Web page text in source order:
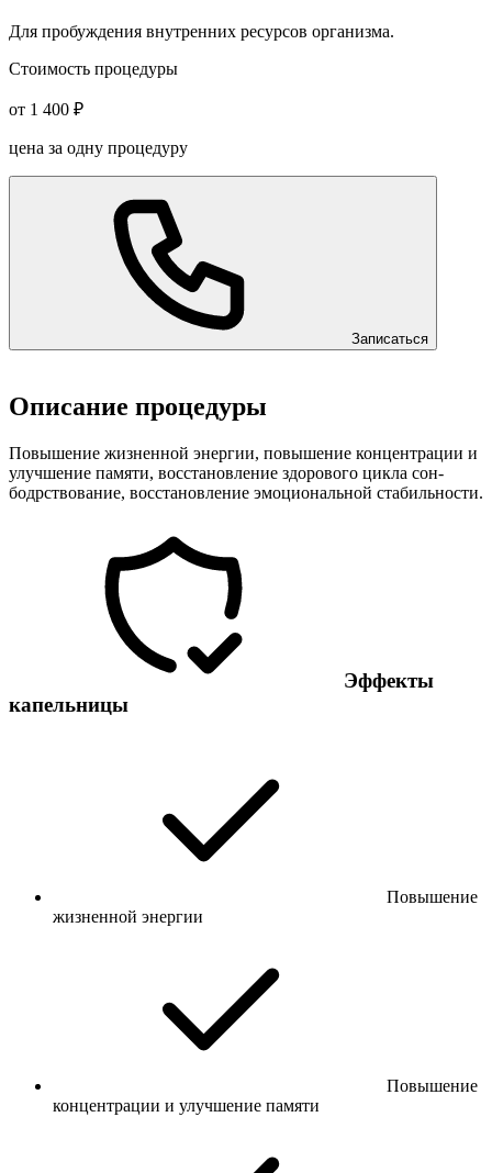
Для пробуждения внутренних ресурсов организма.
Стоимость процедуры
от 1 400 ₽
цена за одну процедуру
Записаться
Описание процедуры
Повышение жизненной энергии, повышение концентрации и
улучшение памяти, восстановление здорового цикла сон-
бодрствование, восстановление эмоциональной стабильности.
Эффекты
капельницы
Повышение
жизненной энергии
Повышение
концентрации и улучшение памяти